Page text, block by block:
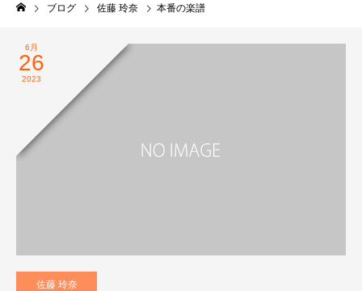
ブログ 佐藤 玲奈 本番の楽譜
6月
26
2023
佐藤 玲奈